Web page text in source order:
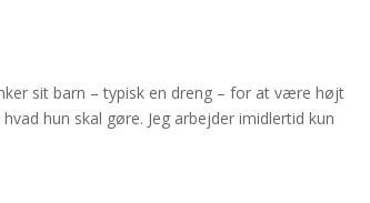
sit barn – typisk en dreng – for at være højt
hun skal gøre. Jeg arbejder imidlertid kun